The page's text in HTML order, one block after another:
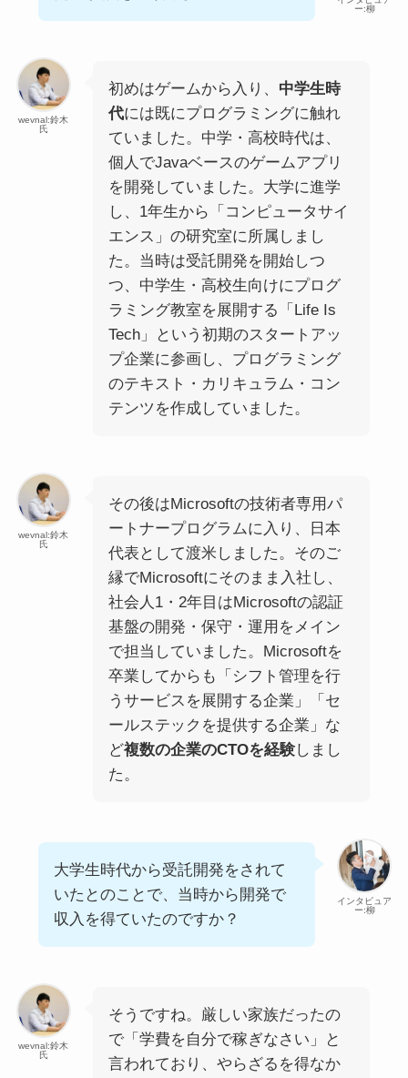
ー:柳
wevnal:鈴木
氏
初めはゲームから入り、 中学生時
代には既にプログラミングに触れ
ていました。中学・高校時代は、
個人でJavaベースのゲームアプリ
を開発していました。大学に進学
し、1年生から「コンピュータサイ
エンス」の研究室に所属しまし
た。当時は受託開発を開始しつ
つ、中学生・高校生向けにプログ
ラミング教室を展開する「Life Is
Tech」という初期のスタートアッ
プ企業に参画し、プログラミング
のテキスト・カリキュラム・コン
テンツを作成していました。
wevnal:鈴木
氏
その後はMicrosoftの技術者専用パ
ートナープログラムに入り、日本
代表として渡米しました。そのご
縁でMicrosoftにそのまま入社し、
社会人1・2年目はMicrosoftの認証
基盤の開発・保守・運用をメイン
で担当していました。Microsoftを
卒業してからも「シフト管理を行
うサービスを展開する企業」「セ
ールステックを提供する企業」な
ど複数の企業のCTOを経験しまし
た。
インタビュア
ー:柳
大学生時代から受託開発をされて
いたとのことで、当時から開発で
収入を得ていたのですか？
wevnal:鈴木
氏
そうですね。厳しい家族だったの
で「学費を自分で稼ぎなさい」と
言われており、やらざるを得なか